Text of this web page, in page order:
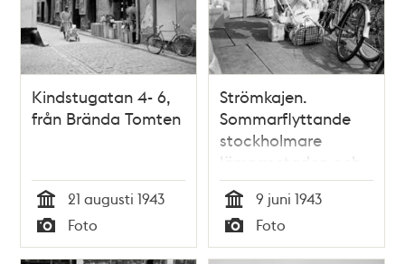
Kindstugatan 4- 6,
från Brända Tomten
Tid
21 augusti 1943
Typ
Foto
Strömkajen.
Sommarflyttande
stockholmare
lämnar staden och
åker ut till
skärgården. En
mamma gör sig och
sitt barn redo för
Tid
9 juni 1943
Typ
Foto